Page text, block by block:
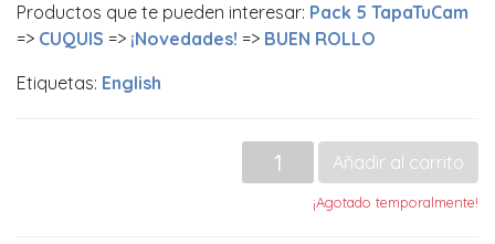
Productos que te pueden interesar: Pack 5 TapaTuCam
=> CUQUIS => ¡Novedades! => BUEN ROLLO
Etiquetas: English
Añadir al carrito
¡Agotado temporalmente!